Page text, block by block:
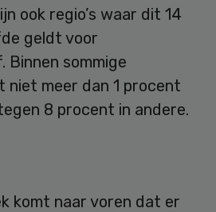
ook regio’s waar dit 14
geldt voor
Binnen sommige
niet meer dan 1 procent
8 procent in andere.
komt naar voren dat er